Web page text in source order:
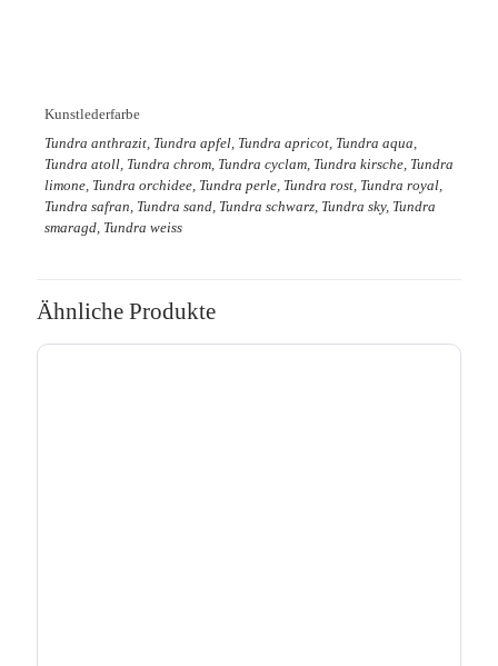
Kunstlederfarbe
Tundra anthrazit, Tundra apfel, Tundra apricot, Tundra aqua,
Tundra atoll, Tundra chrom, Tundra cyclam, Tundra kirsche, Tundra
limone, Tundra orchidee, Tundra perle, Tundra rost, Tundra royal,
Tundra safran, Tundra sand, Tundra schwarz, Tundra sky, Tundra
smaragd, Tundra weiss
Ähnliche Produkte